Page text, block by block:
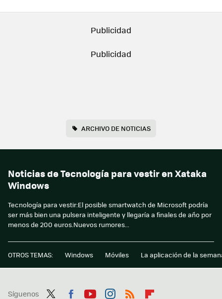
ARCHIVO DE NOTICIAS
Noticias de Tecnología para vestir en Xataka
Windows
Tecnología para vestir:El posible smartwatch de Microsoft podría
ser más bien una pulsera inteligente y llegaría a finales de año por
menos de 200 euros.Nuevos rumores...
OTROS TEMAS: Windows Móviles La aplicación de la
Síguenos